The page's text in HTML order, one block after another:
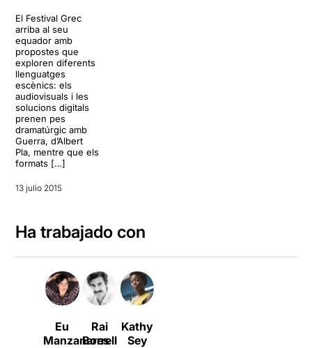
El Festival Grec
arriba al seu
equador amb
propostes que
exploren diferents
llenguatges
escènics: els
audiovisuals i les
solucions digitals
prenen pes
dramatúrgic amb
Guerra, d’Albert
Pla, mentre que els
formats […]
13 julio 2015
Ha trabajado con
Eu
Manzanares
Rai
Borrell
Kathy
Sey